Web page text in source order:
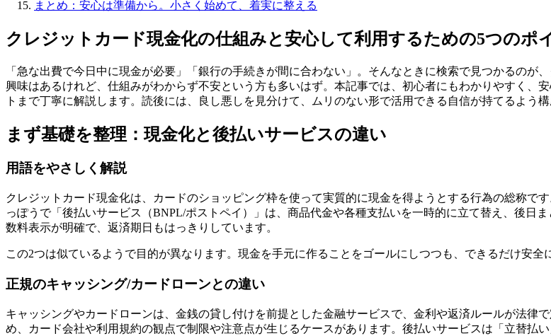
まとめ：安心は準備から。小さく始めて、着実に整える
クレジットカード現金化の仕組みと安心して利用するための5つのポ
「急な出費で今日中に現金が必要」「銀行の手続きが間に合わない」。そんなときに検索で見つかるのが
興味はあるけれど、仕組みがわからず不安という方も多いはず。本記事では、初心者にもわかりやすく、
トまで丁寧に解説します。読後には、良し悪しを見分けて、ムリのない形で活用できる自信が持てるよう構
まず基礎を整理：現金化と後払いサービスの違い
用語をやさしく解説
クレジットカード現金化は、カードのショッピング枠を使って実質的に現金を得ようとする行為の総称で
っぽうで「後払いサービス（BNPL/ポストペイ）」は、商品代金や各種支払いを一時的に立て替え、後日
数料表示が明確で、返済期日もはっきりしています。
この2つは似ているようで目的が異なります。現金を手元に作ることをゴールにしつつも、できるだけ安全
正規のキャッシング/カードローンとの違い
キャッシングやカードローンは、金銭の貸し付けを前提とした金融サービスで、金利や返済ルールが法律
め、カード会社や利用規約の観点で制限や注意点が生じるケースがあります。後払いサービスは「立替払